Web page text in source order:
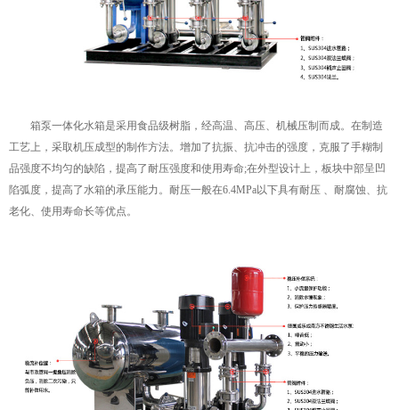
箱泵一体化水箱是采用食品级树脂，经高温、高压、机械压制而成。在制造
工艺上，采取机压成型的制作方法。增加了抗振、抗冲击的强度，克服了手糊制
品强度不均匀的缺陷，提高了耐压强度和使用寿命;在外型设计上，板块中部呈凹
陷弧度，提高了水箱的承压能力。耐压一般在6.4MPa以下具有耐压 、耐腐蚀、抗
老化、使用寿命长等优点。